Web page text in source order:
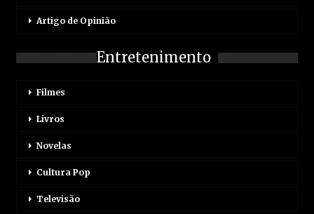
Artigo de Opinião
Entretenimento
Filmes
Livros
Novelas
Cultura Pop
Televisão